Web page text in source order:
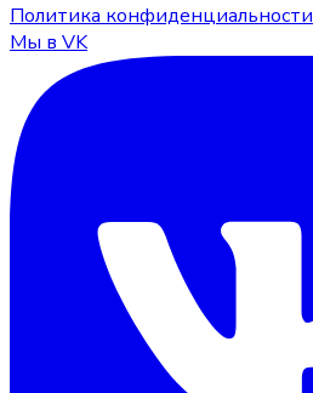
Политика конфиденциальности
Мы в VK